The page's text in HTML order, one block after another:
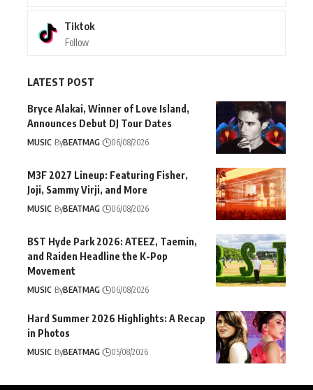
Tiktok
Follow
LATEST POST
Bryce Alakai, Winner of Love Island,
Announces Debut DJ Tour Dates
MUSIC ByBEATMAG 06/08/2026
M3F 2027 Lineup: Featuring Fisher,
Joji, Sammy Virji, and More
MUSIC ByBEATMAG 06/08/2026
BST Hyde Park 2026: ATEEZ, Taemin,
and Raiden Headline the K-Pop
Movement
MUSIC ByBEATMAG 06/08/2026
Hard Summer 2026 Highlights: A Recap
in Photos
MUSIC ByBEATMAG 05/08/2026